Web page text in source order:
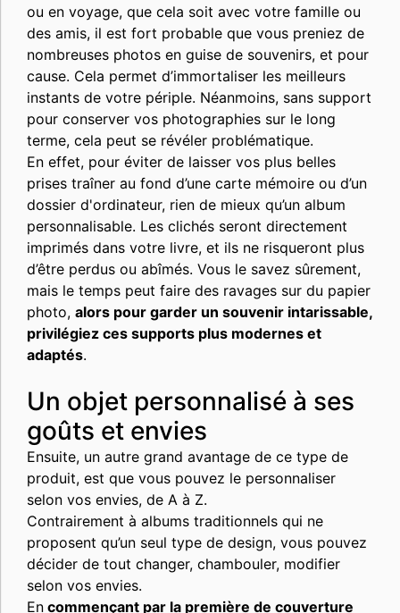
ou en voyage, que cela soit avec votre famille ou
des amis, il est fort probable que vous preniez de
nombreuses photos en guise de souvenirs, et pour
cause. Cela permet d’immortaliser les meilleurs
instants de votre périple. Néanmoins, sans support
pour conserver vos photographies sur le long
terme, cela peut se révéler problématique.
En effet, pour éviter de laisser vos plus belles
prises traîner au fond d’une carte mémoire ou d’un
dossier d'ordinateur, rien de mieux qu’un album
personnalisable. Les clichés seront directement
imprimés dans votre livre, et ils ne risqueront plus
d’être perdus ou abîmés. Vous le savez sûrement,
mais le temps peut faire des ravages sur du papier
photo, alors pour garder un souvenir intarissable,
privilégiez ces supports plus modernes et
adaptés.
Un objet personnalisé à ses
goûts et envies
Ensuite, un autre grand avantage de ce type de
produit, est que vous pouvez le personnaliser
selon vos envies, de A à Z.
Contrairement à albums traditionnels qui ne
proposent qu’un seul type de design, vous pouvez
décider de tout changer, chambouler, modifier
selon vos envies.
En commençant par la première de couverture